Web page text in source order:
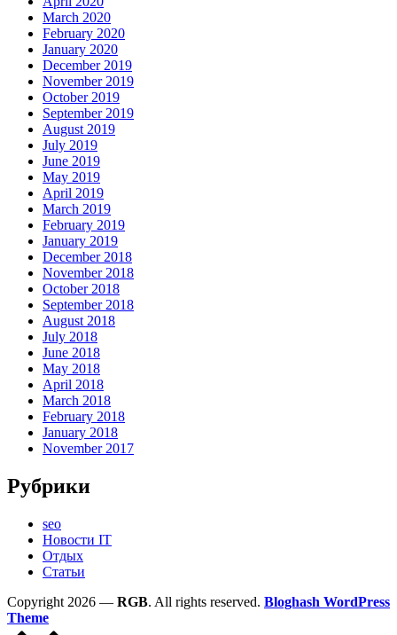
March 2020
February 2020
January 2020
December 2019
November 2019
October 2019
September 2019
August 2019
July 2019
June 2019
May 2019
April 2019
March 2019
February 2019
January 2019
December 2018
November 2018
October 2018
September 2018
August 2018
July 2018
June 2018
May 2018
April 2018
March 2018
February 2018
January 2018
November 2017
Рубрики
seo
Новости IT
Отдых
Статьи
Copyright 2026 — RGB. All rights reserved. Bloghash WordPress
Theme